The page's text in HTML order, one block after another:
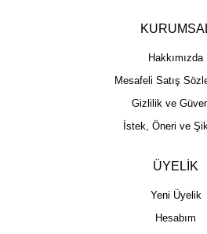
Hakkımızda
Mesafeli Satış
Gizlilik ve
İstek, Öneri ve
ÜYELİK
Yeni Üyelik
Hesabım